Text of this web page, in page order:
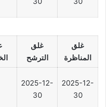
غلق
الترشح
غلق
المناظرة
2025-12-
30
2025-12-
30